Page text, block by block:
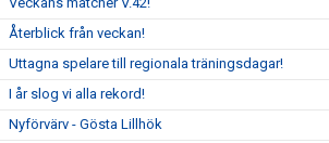
Återblick från veckan!
Uttagna spelare till regionala träningsdagar!
I år slog vi alla rekord!
Nyförvärv - Gösta Lillhök